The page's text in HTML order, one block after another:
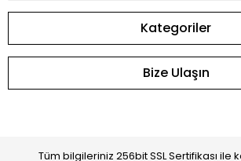
Kategoriler
Bize Ulaşın
Tüm bilgileriniz 256bit SSL Sertifikası ile